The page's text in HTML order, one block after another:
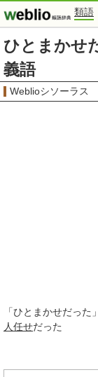
類語
ひとまかせ
義語
Weblioシソーラス
「ひとまかせだった
人任せだった